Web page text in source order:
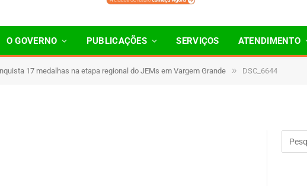
O GOVERNO PUBLICAÇÕES SERVIÇOS ATENDIMENTO
17 medalhas na etapa regional do JEMs em Vargem Grande » DSC_6644